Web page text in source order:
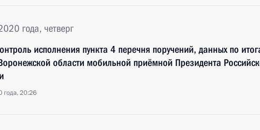
года, четверг
исполнения пункта 4 перечня поручений, данных по
области мобильной приёмной Президента
года, 20:26